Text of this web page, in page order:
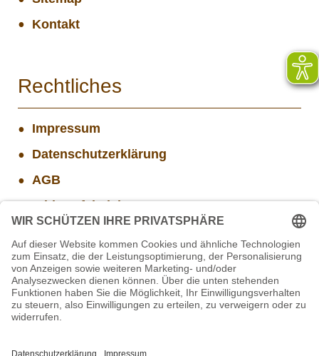
Kontakt
Rechtliches
Impressum
Datenschutzerklärung
AGB
Widerrufsbelehrung
Aktuelle Stellenangebote